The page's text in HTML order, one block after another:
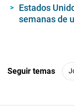
Estados
semanas de
Seguir temas